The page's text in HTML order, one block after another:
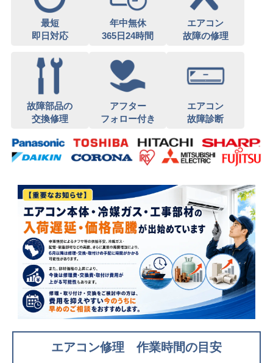
最短
即日対応
年中無休
365日24時間
エアコン
故障の修理
故障部品の
交換修理
アフター
フォロー付き
エアコン
故障診断
エアコン修理 作業時間の目安